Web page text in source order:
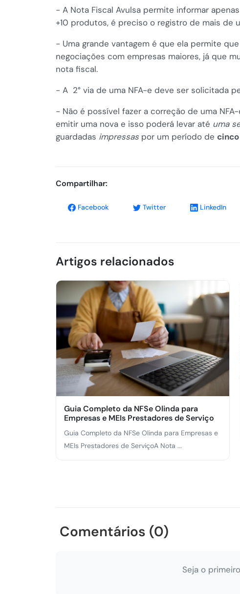
- A Nota Fiscal Avulsa permite informar
+10 produtos, é preciso o registro de mais de
- Uma grande vantagem é que ela permite
negociações com empresas maiores, já que
nota fiscal.
- A 2° via de uma NFA-e deve ser solicitada
- Não é possível fazer a correção de uma
emitir uma nova e isso poderá levar até uma
guardadas impressas por um período de
Compartilhar:
Facebook Twitter LinkedIn
Artigos relacionados
Guia Completo da NFSe Olinda para
Empresas e MEIs Prestadores de Serviço
Guia Completo da NFSe Olinda para Empresas e
MEIs Prestadores de ServiçoA Nota ...
Comentários (0)
Seja o